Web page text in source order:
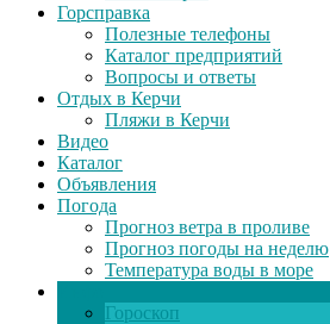
Горсправка
Полезные телефоны
Каталог предприятий
Вопросы и ответы
Отдых в Керчи
Пляжи в Керчи
Видео
Каталог
Объявления
Погода
Прогноз ветра в проливе
Прогноз погоды на неделю
Температура воды в море
Гороскоп